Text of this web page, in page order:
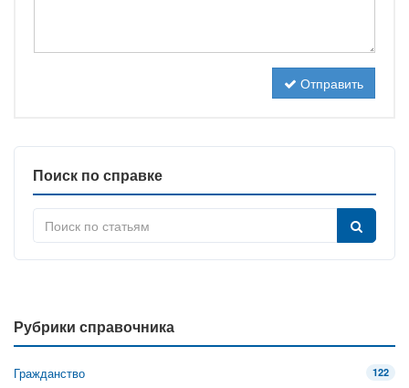
Отправить
Поиск по справке
Рубрики справочника
Гражданство 122